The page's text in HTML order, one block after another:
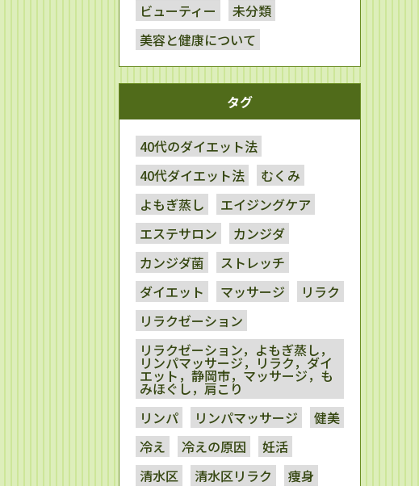
ビューティー
未分類
美容と健康について
タグ
40代のダイエット法
40代ダイエット法
むくみ
よもぎ蒸し
エイジングケア
エステサロン
カンジダ
カンジダ菌
ストレッチ
ダイエット
マッサージ
リラク
リラクゼーション
リラクゼーション，よもぎ蒸し，
リンパマッサージ，リラク，ダイ
エット，静岡市，マッサージ，も
みほぐし，肩こり
リンパ
リンパマッサージ
健美
冷え
冷えの原因
妊活
清水区
清水区リラク
痩身